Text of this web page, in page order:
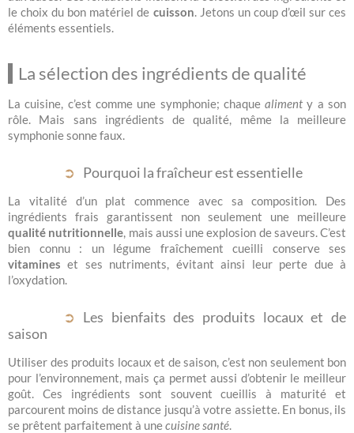
le choix du bon matériel de cuisson . Jetons un coup d’œil sur ces
éléments essentiels.
La sélection des ingrédients de qualité
La cuisine, c’est comme une symphonie; chaquealiment y a son
rôle. Mais sans ingrédients de qualité, même la meilleure
symphonie sonne faux.
Pourquoi la fraîcheur est essentielle
La vitalité d’un plat commence avec sa composition. Des
ingrédients frais garantissent non seulement une meilleure
qualité nutritionnelle , mais aussi une explosion de saveurs. C’est
bien connu : un légume fraîchement cueilli conserve ses
vitamines et ses nutriments, évitant ainsi leur perte due à
l’oxydation.
Les bienfaits des produits locaux et de
saison
Utiliser des produits locaux et de saison, c’est non seulement bon
pour l’environnement, mais ça permet aussi d’obtenir le meilleur
goût. Ces ingrédients sont souvent cueillis à maturité et
parcourent moins de distance jusqu’à votre assiette. En bonus, ils
se prêtent parfaitement à unecuisine santé